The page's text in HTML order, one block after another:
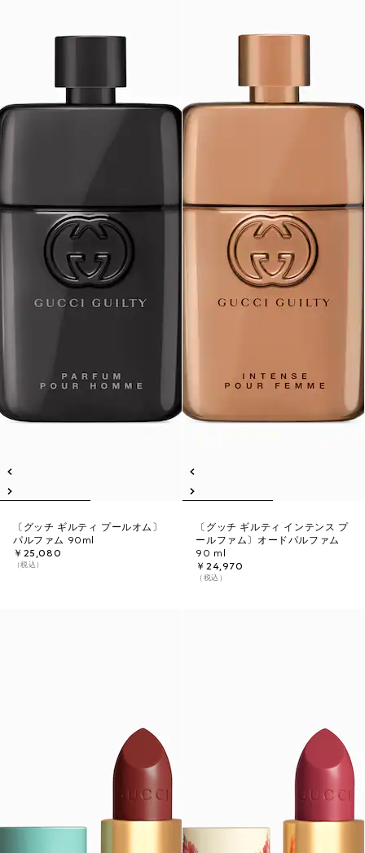
〔グッチ ギルティ プールオム〕
パルファム 90ml
￥25,080
（税込）
〔グッチ ギルティ インテンス プ
ールファム〕オードパルファム
90 ml
￥24,970
（税込）